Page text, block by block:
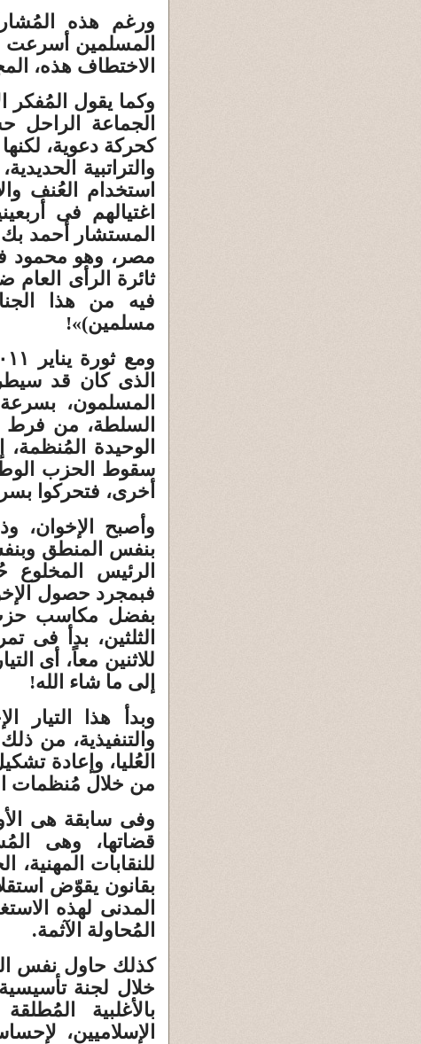
ورغم هذه
المسلمين أسرعت
الاختطاف هذه،
وكما يقول المُفكر
الجماعة الراحل
كحركة دعوية،
والتراتبية
استخدام العُنف
اغتيالهم فى
المستشار أحمد
ثائرة الرأى العام
فيه من هذا
مسلمين)»!
الذى كان قد
المسلمون،
السلطة، من فرط
الوحيدة
سقوط الحزب
أخرى، فتحركوا
وأصبح الإخوان،
بنفس المنطق
الرئيس
الثلثين، بدأ فى
للاثنين معاً، أى
إلى ما شاء الله!
وبدأ هذا التيار
والتنفيذية، من
العُليا، وإعادة
من خلال مُنظمات
وفى سابقة هى
قضاتها، وهى
للنقابات
بقانون يقوّض
المدنى لهذه
المُحاولة الآثمة.
كذلك حاول نفس
خلال لجنة
بالأغلبية
الإسلاميين،